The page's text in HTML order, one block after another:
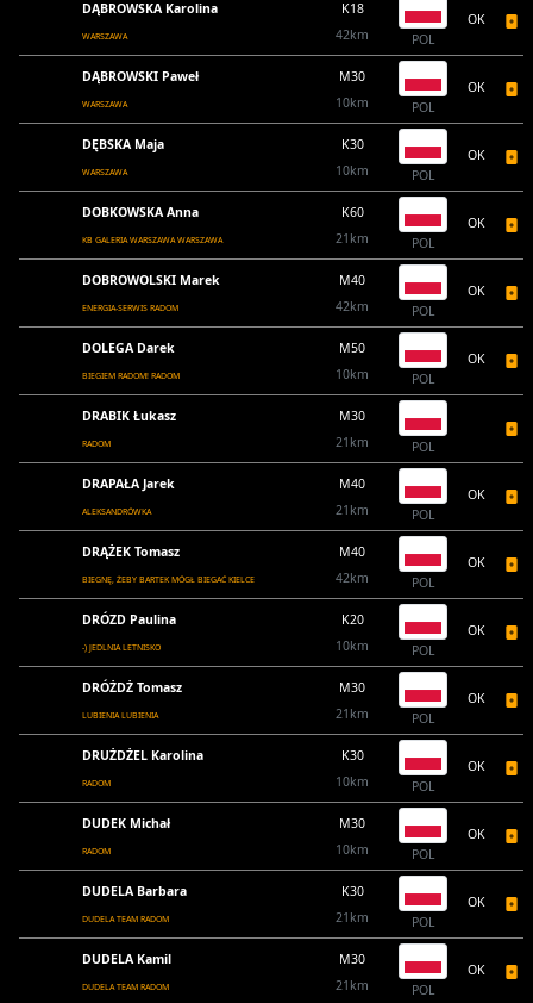
DĄBROWSKA Karolina
WARSZAWA
K18
42km
POL
OK
DĄBROWSKI Paweł
WARSZAWA
M30
10km
POL
OK
DĘBSKA Maja
WARSZAWA
K30
10km
POL
OK
DOBKOWSKA Anna
KB GALERIA WARSZAWA WARSZAWA
K60
21km
POL
OK
DOBROWOLSKI Marek
ENERGIA-SERWIS RADOM
M40
42km
POL
OK
DOLEGA Darek
BIEGIEM RADOM! RADOM
M50
10km
POL
OK
DRABIK Łukasz
RADOM
M30
21km
POL
DRAPAŁA Jarek
ALEKSANDRÓWKA
M40
21km
POL
OK
DRĄŻEK Tomasz
BIEGNĘ, ŻEBY BARTEK MÓGŁ BIEGAĆ KIELCE
M40
42km
POL
OK
DRÓZD Paulina
-) JEDLNIA LETNISKO
K20
10km
POL
OK
DRÓŻDŻ Tomasz
LUBIENIA LUBIENIA
M30
21km
POL
OK
DRUŻDŻEL Karolina
RADOM
K30
10km
POL
OK
DUDEK Michał
RADOM
M30
10km
POL
OK
DUDELA Barbara
DUDELA TEAM RADOM
K30
21km
POL
OK
DUDELA Kamil
DUDELA TEAM RADOM
M30
21km
POL
OK